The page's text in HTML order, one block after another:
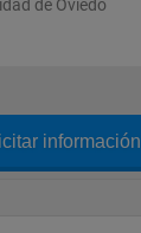
de Oviedo
información